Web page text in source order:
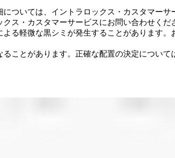
ついては、イントラロックス・カスタマーサ
ス・カスタマーサービスにお問い合わせくだ
る軽微な黒シミが発生することがあります
ことがあります。正確な配置の決定について